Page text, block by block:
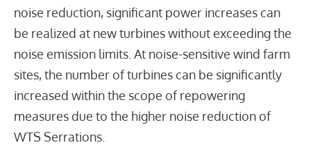
noise reduction, significant power increases can
be realized at new turbines without exceeding the
noise emission limits. At noise-sensitive wind farm
sites, the number of turbines can be significantly
increased within the scope of repowering
measures due to the higher noise reduction of
WTS Serrations.